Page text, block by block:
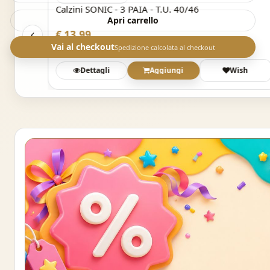
Apri carrello
Vai al checkoutSpedizione calcolata al checkout
Calzini SONIC - 3 PAIA - T.U. 40/46
€ 13,99
Dettagli Aggiungi Wish